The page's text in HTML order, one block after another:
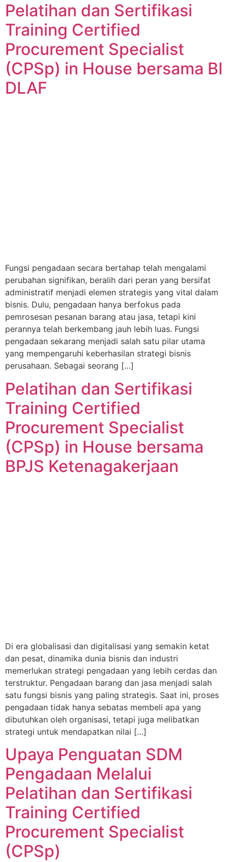
Pelatihan dan Sertifikasi
Training Certified
Procurement Specialist
(CPSp) in House bersama BI
DLAF
Fungsi pengadaan secara bertahap telah mengalami
perubahan signifikan, beralih dari peran yang bersifat
administratif menjadi elemen strategis yang vital dalam
bisnis. Dulu, pengadaan hanya berfokus pada
pemrosesan pesanan barang atau jasa, tetapi kini
perannya telah berkembang jauh lebih luas. Fungsi
pengadaan sekarang menjadi salah satu pilar utama
yang mempengaruhi keberhasilan strategi bisnis
perusahaan. Sebagai seorang […]
Pelatihan dan Sertifikasi
Training Certified
Procurement Specialist
(CPSp) in House bersama
BPJS Ketenagakerjaan
Di era globalisasi dan digitalisasi yang semakin ketat
dan pesat, dinamika dunia bisnis dan industri
memerlukan strategi pengadaan yang lebih cerdas dan
terstruktur. Pengadaan barang dan jasa menjadi salah
satu fungsi bisnis yang paling strategis. Saat ini, proses
pengadaan tidak hanya sebatas membeli apa yang
dibutuhkan oleh organisasi, tetapi juga melibatkan
strategi untuk mendapatkan nilai […]
Upaya Penguatan SDM
Pengadaan Melalui
Pelatihan dan Sertifikasi
Training Certified
Procurement Specialist
(CPSp)